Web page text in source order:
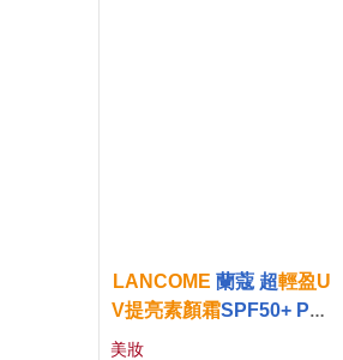
LANCOME 蘭蔻 超輕盈U
V提亮素顏霜SPF50+ PA+
+++(30ml)-百貨公司貨-兩
美妝